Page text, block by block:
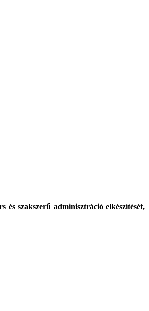
szakszerű adminisztráció elkészítését,